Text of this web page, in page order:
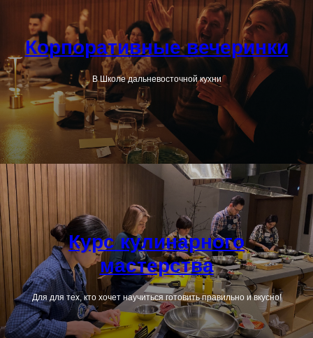
Корпоративные вечеринки
В Школе дальневосточной кухни
Курс кулинарного
мастерства
Для для тех, кто хочет научиться готовить правильно и вкусно!